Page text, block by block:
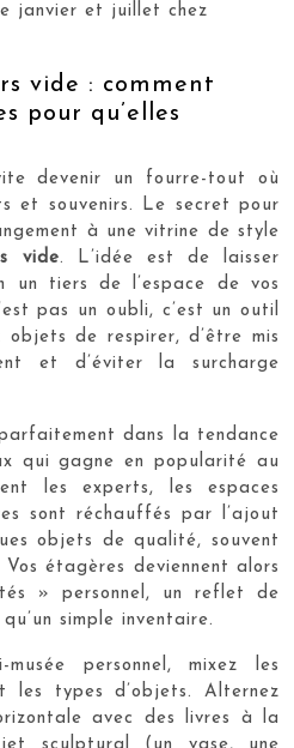
janvier et juillet chez
vide : comment
pour qu’elles
devenir un fourre-tout où
et souvenirs. Le secret pour
à une vitrine de style
vide. L’idée est de laisser
un tiers de l’espace de vos
pas un oubli, c’est un outil
de respirer, d’être mis
et d’éviter la surcharge
dans la tendance
qui gagne en popularité au
les experts, les espaces
sont réchauffés par l’ajout
objets de qualité, souvent
étagères deviennent alors
» personnel, un reflet de
simple inventaire.
personnel, mixez les
les types d’objets. Alternez
avec des livres à la